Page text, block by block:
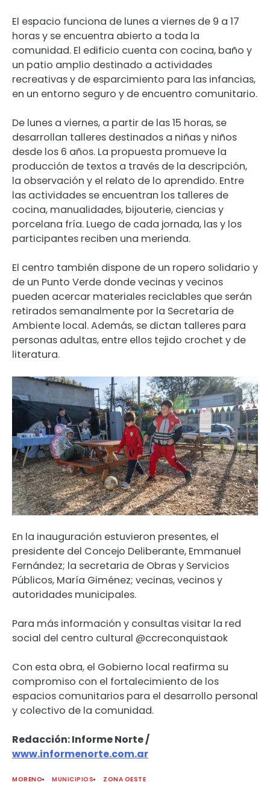
El espacio funciona de lunes a viernes de 9 a 17
horas y se encuentra abierto a toda la
comunidad. El edificio cuenta con cocina, baño y
un patio amplio destinado a actividades
recreativas y de esparcimiento para las infancias,
en un entorno seguro y de encuentro comunitario.
De lunes a viernes, a partir de las 15 horas, se
desarrollan talleres destinados a niñas y niños
desde los 6 años. La propuesta promueve la
producción de textos a través de la descripción,
la observación y el relato de lo aprendido. Entre
las actividades se encuentran los talleres de
cocina, manualidades, bijouterie, ciencias y
porcelana fría. Luego de cada jornada, las y los
participantes reciben una merienda.
El centro también dispone de un ropero solidario y
de un Punto Verde donde vecinas y vecinos
pueden acercar materiales reciclables que serán
retirados semanalmente por la Secretaría de
Ambiente local. Además, se dictan talleres para
personas adultas, entre ellos tejido crochet y de
literatura.
En la inauguración estuvieron presentes, el
presidente del Concejo Deliberante, Emmanuel
Fernández; la secretaria de Obras y Servicios
Públicos, María Giménez; vecinas, vecinos y
autoridades municipales.
Para más información y consultas visitar la red
social del centro cultural @ccreconquistaok
Con esta obra, el Gobierno local reafirma su
compromiso con el fortalecimiento de los
espacios comunitarios para el desarrollo personal
y colectivo de la comunidad.
Redacción: Informe Norte /
www.informenorte.com.ar
MORENO MUNICIPIOS
ZONA OESTE